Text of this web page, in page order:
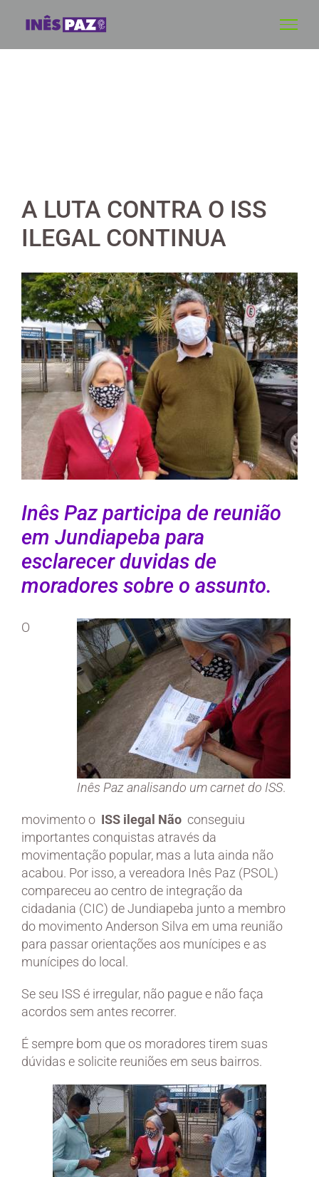
A LUTA CONTRA O ISS
ILEGAL CONTINUA
View
Larger
Image
Inês Paz participa de reunião
em Jundiapeba para
esclarecer duvidas de
moradores sobre o assunto.
Inês Paz analisando um carnet do ISS.
O
movimento o ISS ilegal Não conseguiu
importantes conquistas através da
movimentação popular, mas a luta ainda não
acabou. Por isso, a vereadora Inês Paz (PSOL)
compareceu ao centro de integração da
cidadania (CIC) de Jundiapeba junto a membro
do movimento Anderson Silva em uma reunião
para passar orientações aos munícipes e as
munícipes do local.
Se seu ISS é irregular, não pague e não faça
acordos sem antes recorrer.
É sempre bom que os moradores tirem suas
dúvidas e solicite reuniões em seus bairros.